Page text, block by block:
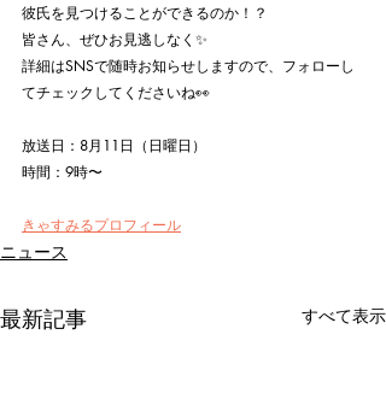
彼氏を見つけることができるのか！？
皆さん、ぜひお見逃しなく✨
詳細はSNSで随時お知らせしますので、フォローし
てチェックしてくださいね👀
放送日：8月11日（日曜日）
時間：9時〜
きゃすみるプロフィール
ニュース
最新記事 すべて表示